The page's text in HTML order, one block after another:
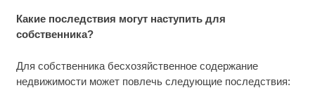
Какие последствия могут наступить для
собственника?
Для собственника бесхозяйственное содержание
недвижимости может повлечь следующие последствия: